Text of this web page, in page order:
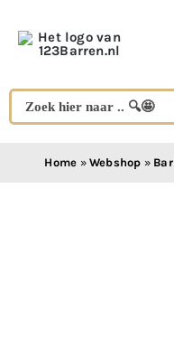
naar
Home » Webshop »